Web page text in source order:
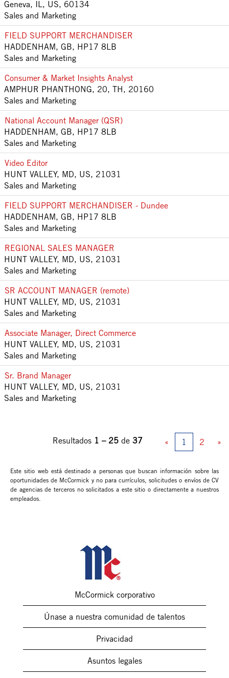
Geneva, IL, US, 60134
Sales and Marketing
FIELD SUPPORT MERCHANDISER
HADDENHAM, GB, HP17 8LB
Sales and Marketing
Consumer & Market Insights Analyst
AMPHUR PHANTHONG, 20, TH, 20160
Sales and Marketing
National Account Manager (QSR)
HADDENHAM, GB, HP17 8LB
Sales and Marketing
Video Editor
HUNT VALLEY, MD, US, 21031
Sales and Marketing
FIELD SUPPORT MERCHANDISER - Dundee
HADDENHAM, GB, HP17 8LB
Sales and Marketing
REGIONAL SALES MANAGER
HUNT VALLEY, MD, US, 21031
Sales and Marketing
SR ACCOUNT MANAGER (remote)
HUNT VALLEY, MD, US, 21031
Sales and Marketing
Associate Manager, Direct Commerce
HUNT VALLEY, MD, US, 21031
Sales and Marketing
Sr. Brand Manager
HUNT VALLEY, MD, US, 21031
Sales and Marketing
Resultados 1 – 25 de 37 « 1 2 »
Este sitio web está destinado a personas que buscan información sobre las
oportunidades de McCormick y no para currículos, solicitudes o envíos de CV
de agencias de terceros no solicitados a este sitio o directamente a nuestros
empleados.
McCormick corporativo
Únase a nuestra comunidad de talentos
Privacidad
Asuntos legales